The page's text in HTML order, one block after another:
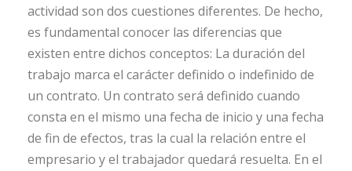
actividad son dos cuestiones diferentes. De hecho,
es fundamental conocer las diferencias que
existen entre dichos conceptos: La duración del
trabajo marca el carácter definido o indefinido de
un contrato. Un contrato será definido cuando
consta en el mismo una fecha de inicio y una fecha
de fin de efectos, tras la cual la relación entre el
empresario y el trabajador quedará resuelta. En el